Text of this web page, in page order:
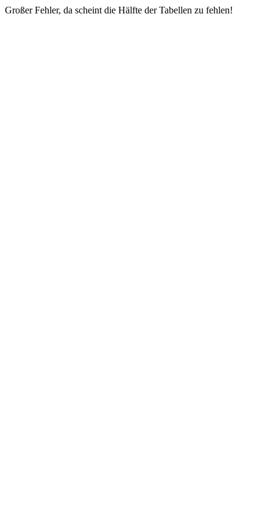
Großer Fehler, da scheint die Hälfte der Tabellen zu fehlen!